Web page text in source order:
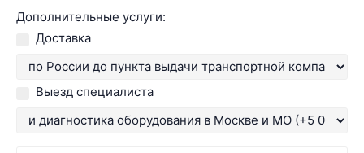
Дополнительные услуги:
Доставка
Выезд специалиста